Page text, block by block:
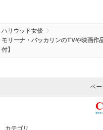
ハリウッド女優
モリーナ・バッカリンのTVや映画作
付】
ペ
カテゴリ